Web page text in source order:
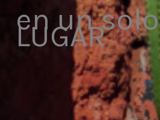
en un solo
LUGAR